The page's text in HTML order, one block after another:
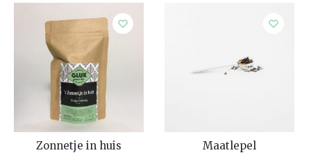
Zonnetje in huis Maatlepel